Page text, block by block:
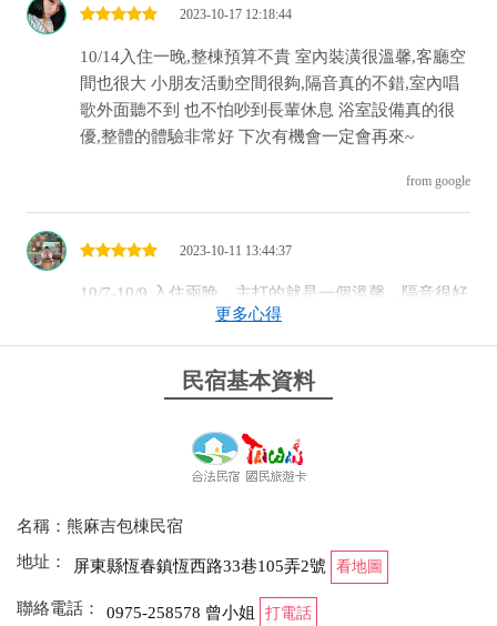
2023-10-17 12:18:44
10/14入住一晚,整棟預算不貴 室內裝潢很溫馨,客廳空
間也很大 小朋友活動空間很夠,隔音真的不錯,室內唱
歌外面聽不到 也不怕吵到長輩休息 浴室設備真的很
優,整體的體驗非常好 下次有機會一定會再來~
from google
2023-10-11 13:44:37
10/7-10/9 入住兩晚，主打的就是一個溫馨，隔音很好
（不會吵到隔壁棟），可以嗨到半夜也沒問題，設備
使用都很不錯，尤其是房內衛浴超讚！老闆跟老闆娘
都很好客，CP值很高，下次墾丁包棟首選了啦～
非常感謝曾小姐提供這麼好的環境讓我們一群12位來
至各地的三五好友能開心度過美好的跨年。
更多心得
民宿基本資料
名稱：熊麻吉包棟民宿
地址：
屏東縣恆春鎮恆西路33巷105弄2號 看地圖
聯絡電話： 0975-258578 曾小姐 打電話